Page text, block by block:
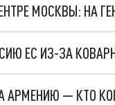
МОСКВЫ: НА
ЕС ИЗ-ЗА
— КТО